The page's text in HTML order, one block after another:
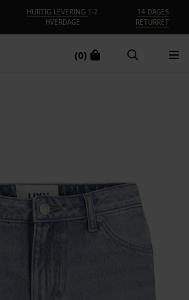
HURTIG LEVERING 1-2
HVERDAGE
14 DAGES
RETURRET
(0)